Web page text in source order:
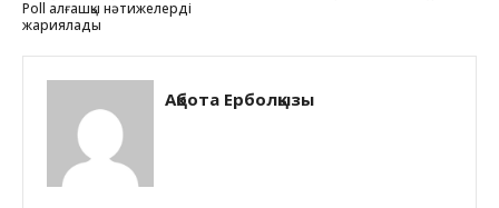
Poll алғашқы нәтижелерді
жариялады
Ақбота Ерболқызы